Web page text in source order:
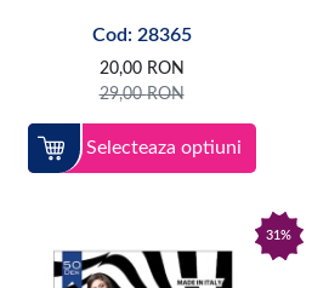
Cod: 28365
20,00 RON
29,00RON
Selecteaza optiuni
31%